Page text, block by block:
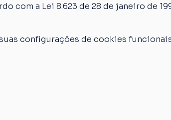
com a Lei 8.623 de 28 de janeiro de
configurações de cookies